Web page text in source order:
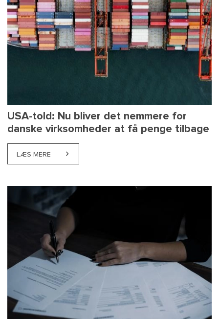
USA-told: Nu bliver det nemmere for
danske virksomheder at få penge tilbage
LÆS MERE ABOUT USA-TOLD: NU BLIVER DET NEMMERE FOR